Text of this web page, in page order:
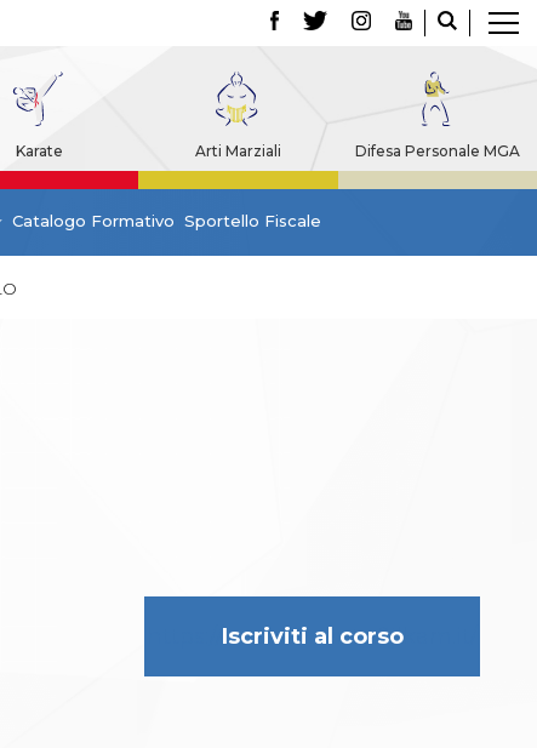
Karate Arti Marziali Difesa Personale MGA
Catalogo Formativo Sportello Fiscale
https://tesseramento.fijlkam.it/